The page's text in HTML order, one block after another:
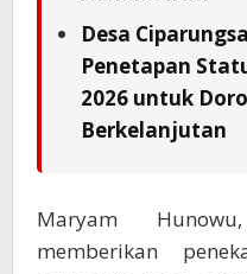
Desa
Penetapan
2026 untuk
Berkelanjutan
Maryam
memberikan